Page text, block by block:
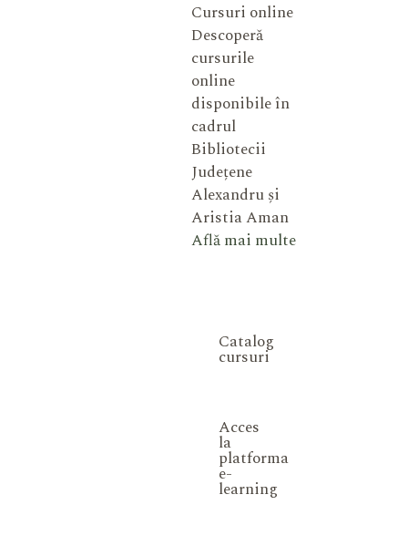
Cursuri online
Descoperă
cursurile
online
disponibile în
cadrul
Bibliotecii
Județene
Alexandru și
Aristia Aman
Află mai multe
Catalog
cursuri
Acces
la
platforma
e-
learning